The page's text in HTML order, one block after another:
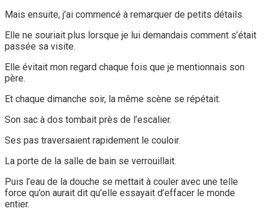
Mais ensuite, j’ai commencé à remarquer de petits détails.
Elle ne souriait plus lorsque je lui demandais comment s’était
passée sa visite.
Elle évitait mon regard chaque fois que je mentionnais son
père.
Et chaque dimanche soir, la même scène se répétait.
Son sac à dos tombait près de l’escalier.
Ses pas traversaient rapidement le couloir.
La porte de la salle de bain se verrouillait.
Puis l’eau de la douche se mettait à couler avec une telle
force qu’on aurait dit qu’elle essayait d’effacer le monde
entier.